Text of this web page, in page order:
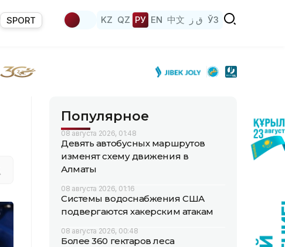
SPORT KZ QZ РУ EN 中文 ق ز ЎЗ
Популярное
08 августа 2026, 01:48
Девять автобусных маршрутов
изменят схему движения в
Алматы
08 августа 2026, 01:16
Системы водоснабжения США
подвергаются хакерским атакам
08 августа 2026, 00:48
Более 360 гектаров леса